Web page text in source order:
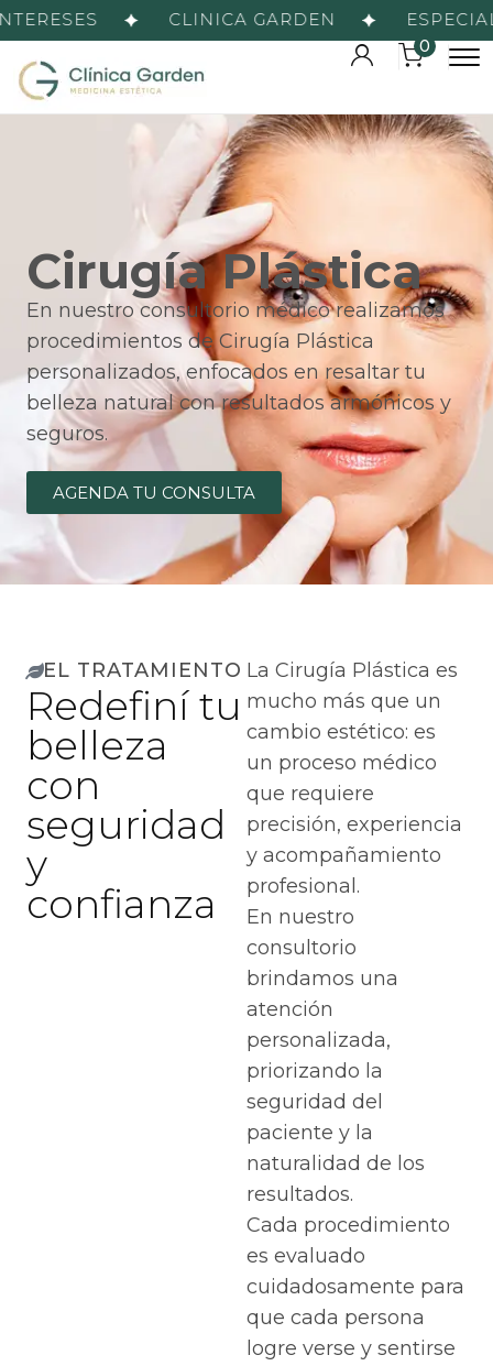
CLINICA GARDEN
0
Cirugía Plástica
En nuestro consultorio médico realizamos
procedimientos de Cirugía Plástica
personalizados, enfocados en resaltar tu
belleza natural con resultados armónicos y
seguros.
AGENDA TU CONSULTA
EL TRATAMIENTO
Redefiní tu
belleza
con
seguridad
y
confianza
La Cirugía Plástica es
mucho más que un
cambio estético: es
un proceso médico
que requiere
precisión, experiencia
y acompañamiento
profesional.
En nuestro
consultorio
brindamos una
atención
personalizada,
priorizando la
seguridad del
paciente y la
naturalidad de los
resultados.
Cada procedimiento
es evaluado
cuidadosamente para
que cada persona
logre verse y sentirse